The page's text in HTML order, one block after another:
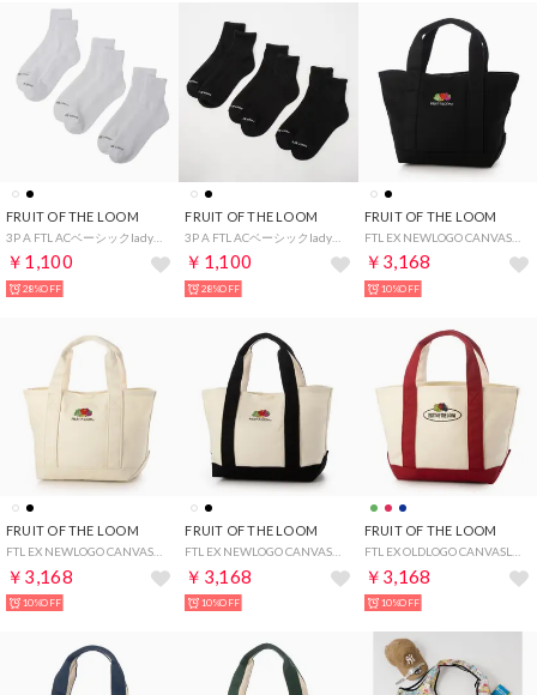
FRUIT OF THE LOOM
￥1,100
28%OFF
FRUIT OF THE LOOM
￥1,100
28%OFF
FRUIT OF THE LOOM
FTL EX NEWLOGO CANVASLUNCHTOTEBAG （ブラック）
￥3,168
10%OFF
FRUIT OF THE LOOM
￥3,168
10%OFF
FRUIT OF THE LOOM
￥3,168
10%OFF
FRUIT OF THE LOOM
￥3,168
10%OFF